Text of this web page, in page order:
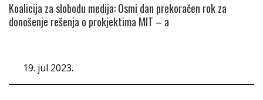
Koalicija za slobodu medija: Osmi dan prekoračen rok za
donošenje rešenja o prokjektima MIT – a
19. jul 2023.